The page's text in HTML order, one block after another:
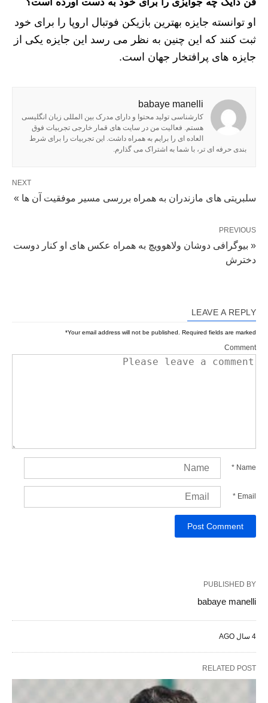
او توانسته جایزه بهترین بازیکن فوتبال اروپا را برای خود
ثبت کنند که این چنین به نظر می رسد این جایزه یکی از
جایزه های پرافتخار جهان است.
babaye manelli
کارشناسی تولید محتوا و دارای مدرک بین المللی زبان انگلیسی
هستم. فعالیت من در سایت های قمار خارجی تجربیات فوق
العاده ای را برایم به همراه داشت. این تجربیات را برای شرط
بندی حرفه ای تر، با شما به اشتراک می گذارم.
NEXT
سلبریتی های مازندران به همراه بررسی مسیر موفقیت آن ها »
PREVIOUS
« بیوگرافی دوشان ولاهوویچ به همراه عکس های او کنار دوست
دخترش
LEAVE A REPLY
Your email address will not be published. Required fields are marked
*
Comment
Name
*
Email
*
PUBLISHED BY
babaye manelli
4 سال AGO
RELATED POST